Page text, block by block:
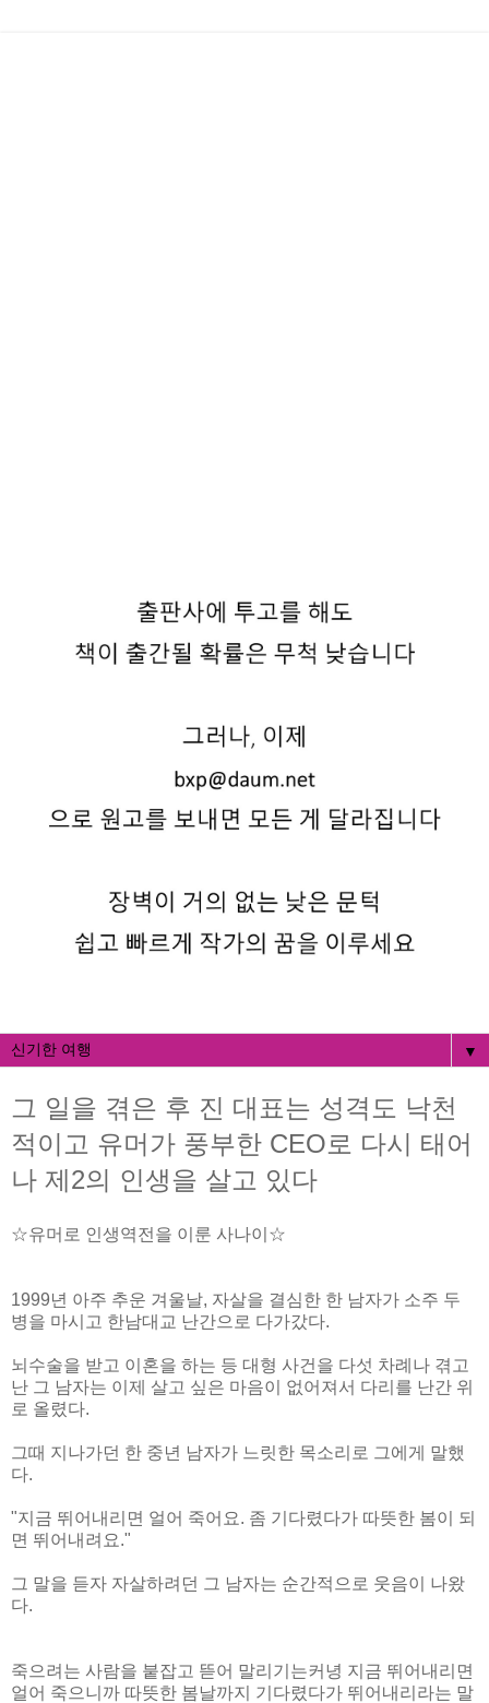
▼
그 일을 겪은 후 진 대표는 성격도 낙천
적이고 유머가 풍부한 CEO로 다시 태어
나 제2의 인생을 살고 있다
☆유머로 인생역전을 이룬 사나이☆
1999년 아주 추운 겨울날, 자살을 결심한 한 남자가 소주 두
병을 마시고 한남대교 난간으로 다가갔다.
뇌수술을 받고 이혼을 하는 등 대형 사건을 다섯 차례나 겪고
난 그 남자는 이제 살고 싶은 마음이 없어져서 다리를 난간 위
로 올렸다.
그때 지나가던 한 중년 남자가 느릿한 목소리로 그에게 말했
다.
"지금 뛰어내리면 얼어 죽어요. 좀 기다렸다가 따뜻한 봄이 되
면 뛰어내려요."
그 말을 듣자 자살하려던 그 남자는 순간적으로 웃음이 나왔
다.
죽으려는 사람을 붙잡고 뜯어 말리기는커녕 지금 뛰어내리면
얼어 죽으니까 따뜻한 봄날까지 기다렸다가 뛰어내리라는 말